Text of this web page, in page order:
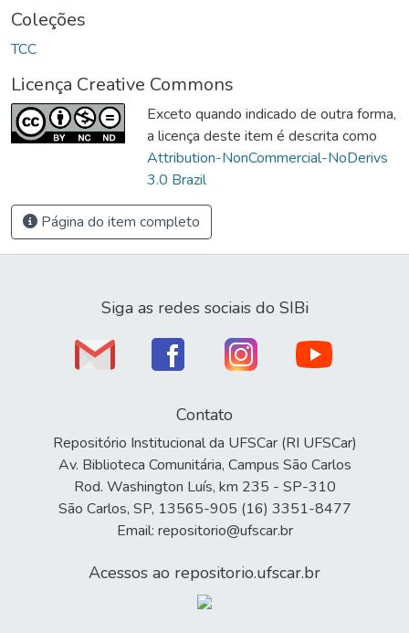
Coleções
TCC
Licença Creative Commons
Exceto quando indicado de outra forma,
a licença deste item é descrita como
Attribution-NonCommercial-NoDerivs
3.0 Brazil
Página do item completo
Siga as redes sociais do SIBi
Contato
Repositório Institucional da UFSCar (RI UFSCar)
Av. Biblioteca Comunitária, Campus São Carlos
Rod. Washington Luís, km 235 - SP-310
São Carlos, SP, 13565-905 (16) 3351-8477
Email: repositorio@ufscar.br
Acessos ao repositorio.ufscar.br